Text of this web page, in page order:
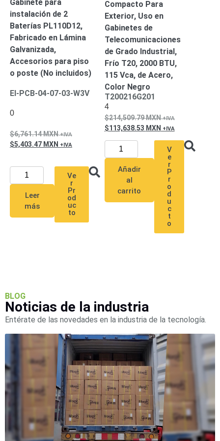
Pantallas
y
Mobiliario
AccesoriosMobiliario
de
ApoyoPantallas
/
Seguridad
CoaxialCorriente
AlternaCorriente
Servidores
Almacenamiento
Accesorios
Almacenamiento
NAS /
Micro
SD Servidores
de
Aplicación Unidades
de Estado
Sólido
(SSD)
Software
VMS y
Analíticas
EPCOM
Cloud
HIKVISIONHoneywellWisenet
Gabinete para
instalación de 2
Baterías PL110D12,
Fabricado en Lámina
Galvanizada,
Accesorios para piso
o poste (No incluidos)
EI-PCB-04-07-03-W3V
0
6,761.14MXN
5,403.47 MXN
Leer
más
Ve
r
Pr
od
uc
to
Compacto Para
Exterior, Uso en
Gabinetes de
Telecomunicaciones
de Grado Industrial,
Frío T20, 2000 BTU,
115 Vca, de Acero,
Color Negro
T200216G201
4
214,509.79MXN
113,638.53 MXN
Añadir
al
carrito
V
e
r
P
r
o
d
u
c
t
o
BLOG
Noticias de la industria
Entérate de las novedades en la industria de la tecnología.